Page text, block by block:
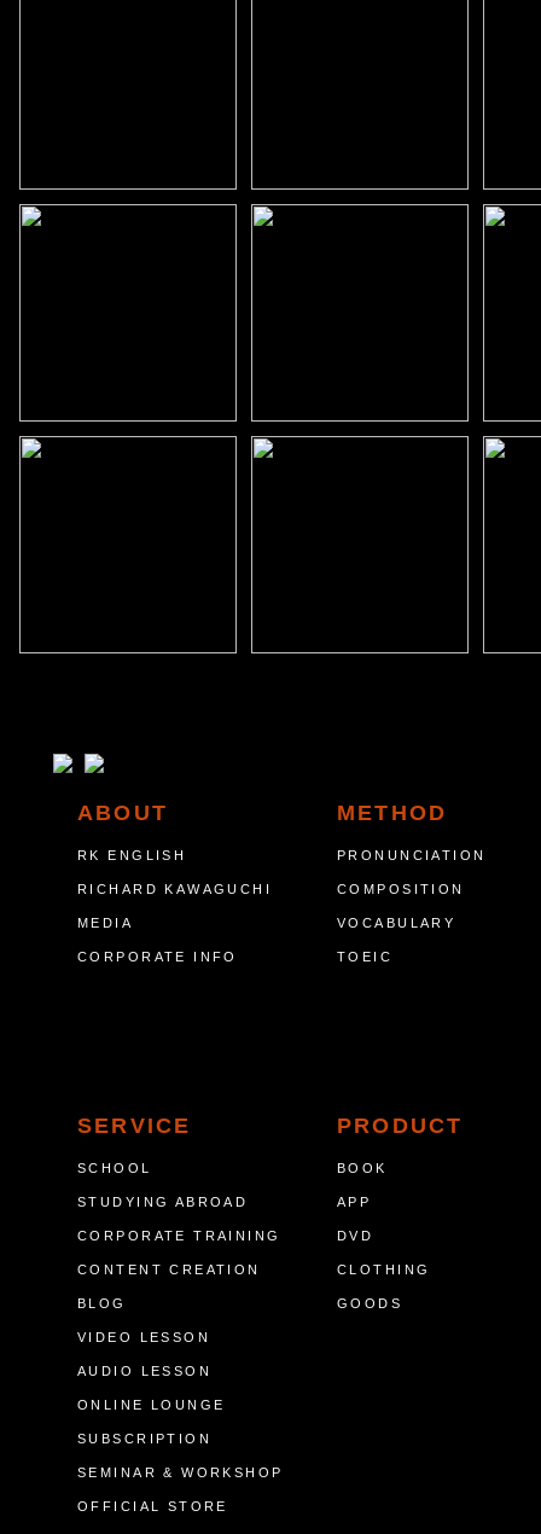
ABOUT
RK ENGLISH
RICHARD KAWAGUCHI
MEDIA
CORPORATE INFO
METHOD
PRONUNCIATION
COMPOSITION
VOCABULARY
TOEIC
SERVICE
SCHOOL
STUDYING ABROAD
CORPORATE TRAINING
CONTENT CREATION
BLOG
VIDEO LESSON
AUDIO LESSON
ONLINE LOUNGE
SUBSCRIPTION
SEMINAR & WORKSHOP
OFFICIAL STORE
PRODUCT
BOOK
APP
DVD
CLOTHING
GOODS